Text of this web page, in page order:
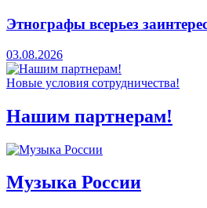
Этнографы всерьез
03.08.2026
Новые условия сотрудничества!
Нашим партнерам!
Музыка России